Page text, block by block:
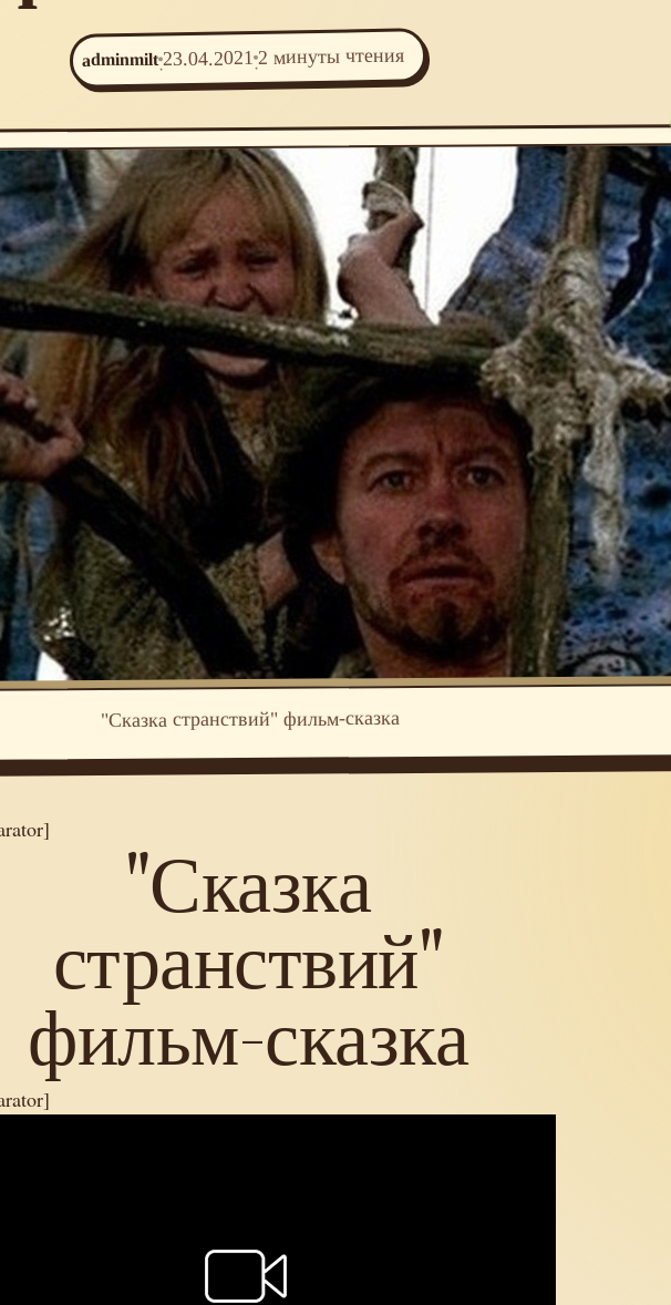
adminmilt
·
23.04.2021·
2 минуты чтения
"Сказка странствий" фильм-сказка
"Сказка
странствий"
фильм-сказка